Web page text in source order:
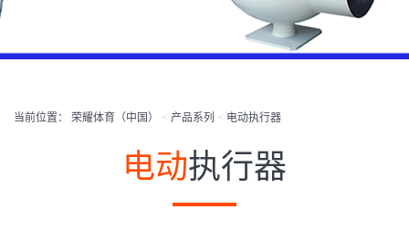
当前位置： 荣耀体育（中国） < 产品系列 < 电动执行器
电动执行器